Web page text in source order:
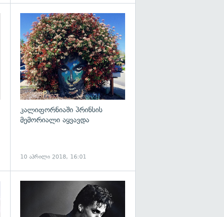
კალიფორნიაში პრინსის
მემორიალი აყვავდა
10 აპრილი 2018, 16:01